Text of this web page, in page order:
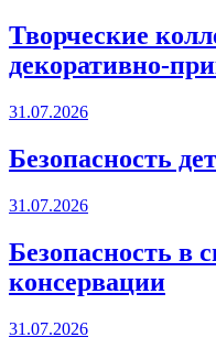
Творческие
декоративно-
31.07.2026
Безопасность
31.07.2026
Безопасность в
консервации
31.07.2026